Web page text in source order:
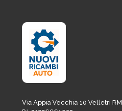
Via Appia Vecchia 10 Velletri RM